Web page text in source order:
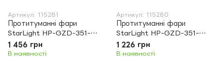
Артикул: 115281
Протитуманні фари
StarLight HP-GZD-351-04
DAF-105 біле світло DRL
+ поворот (XF. CF. LF)
1 456 грн
В наявності
Артикул: 115280
Протитуманні фари
StarLight HP-GZD-351-02
DAF-105 біле світло (XF.
CF. LF)
1 226 грн
В наявності